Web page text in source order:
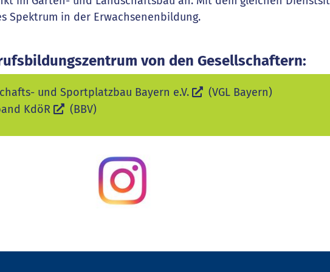
Spektrum in der Erwachsenenbildung.
von den Gesellschaftern:
und Sportplatzbau Bayern e.V.
(VGL Bayern)
KdöR
(BBV)